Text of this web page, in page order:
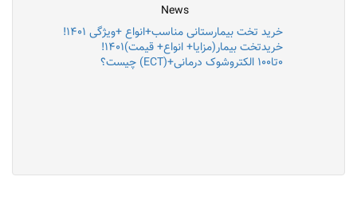
News
خرید تخت بیمارستانی مناسب+انواع +ویژگی ۱۴۰۱!
خریدتخت بیمار(مزایا+ انواع+ قیمت)۱۴۰۱!
۰تا۱۰۰ الکتروشوک درمانی+(ECT) چیست؟